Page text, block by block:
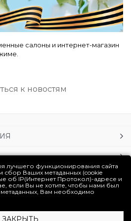
салоны и интернет-магазин
к новостям
лучшего функционирования сайта
Ваших метаданных (cookie
об IP(Интернет Протокол)-адресе и
если Вы не хотите, чтобы нами был
Вам необходимо
ЗАКРЫТЬ